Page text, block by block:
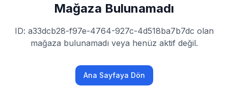
Mağaza Bulunamadı
ID: a33dcb28-f97e-4764-927c-4d518ba7b7dc olan
mağaza bulunamadı veya henüz aktif değil.
Ana Sayfaya Dön